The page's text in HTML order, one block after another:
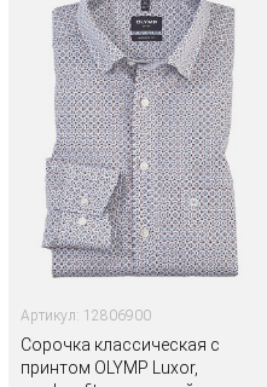
Артикул: 12806900
Сорочка классическая с
принтом OLYMP Luxor,